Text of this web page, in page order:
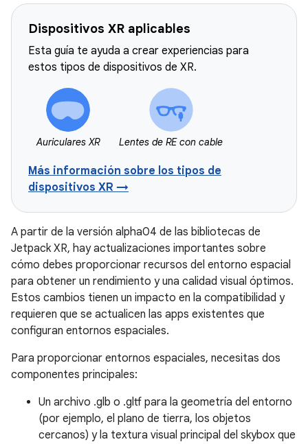
Dispositivos XR aplicables
Esta guía te ayuda a crear experiencias para
estos tipos de dispositivos de XR.
Auriculares XR Lentes de RE con cable
Más información sobre los tipos de
dispositivos XR →
A partir de la versión alpha04 de las bibliotecas de
Jetpack XR, hay actualizaciones importantes sobre
cómo debes proporcionar recursos del entorno espacial
para obtener un rendimiento y una calidad visual óptimos.
Estos cambios tienen un impacto en la compatibilidad y
requieren que se actualicen las apps existentes que
configuran entornos espaciales.
Para proporcionar entornos espaciales, necesitas dos
componentes principales:
Un archivo .glb o .gltf para la geometría del entorno
(por ejemplo, el plano de tierra, los objetos
cercanos) y la textura visual principal del skybox que